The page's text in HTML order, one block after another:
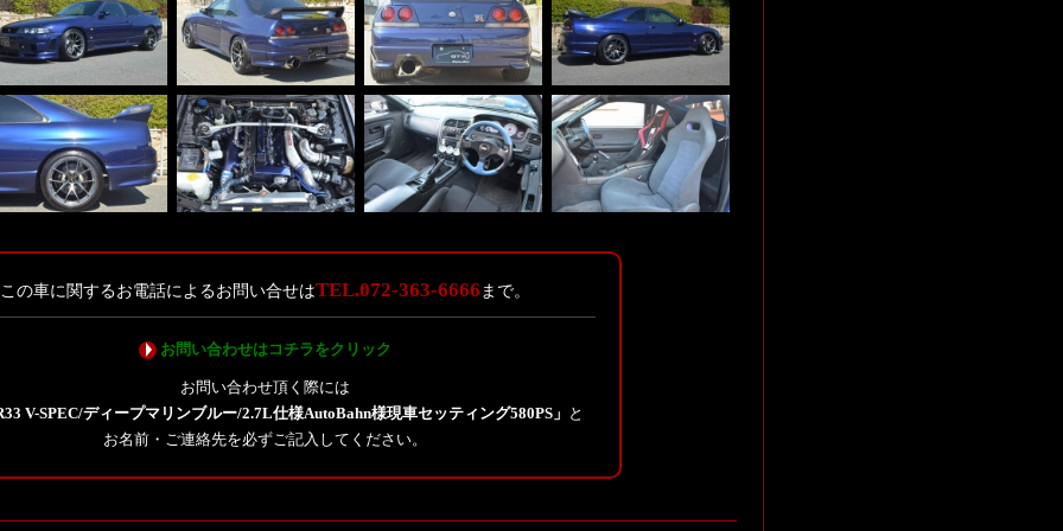
この車に関するお電話によるお問い合せはTEL.072-363-6666 まで。
お問い合わせはコチラをクリック
お問い合わせ頂く際には
V-SPEC/ディープマリンブルー/2.7L仕様AutoBahn様現車セッティング580PS」 と
お名前・ご連絡先を必ずご記入してください。